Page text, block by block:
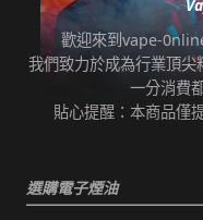
「超商
貨服務
任何運
保證訂
證物流
統更新
自行承
本站所
變而造
並聯絡
客服。
歡迎來到vape-
我們致力於成為行業頂
一分消費
貼心提醒：本商品僅
選購電子煙油